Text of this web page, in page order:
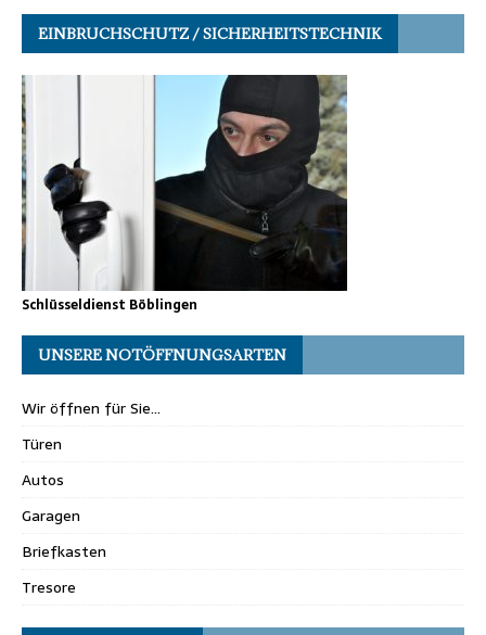
EINBRUCHSCHUTZ / SICHERHEITSTECHNIK
Schlüsseldienst Böblingen
UNSERE NOTÖFFNUNGSARTEN
Wir öffnen für Sie…
Türen
Autos
Garagen
Briefkasten
Tresore